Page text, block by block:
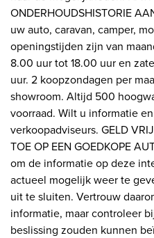
ONDERHOUDSHISTORIE
uw auto, caravan, camper,
openingstijden zijn van
8.00 uur tot 18.00 uur en
uur. 2 koopzondagen per
showroom. Altijd 500
voorraad. Wilt u informatie
verkoopadviseurs. GELD
TOE OP EEN GOEDKOPE
om de informatie op deze
actueel mogelijk weer te
uit te sluiten. Vertrouw
informatie, maar controleer
beslissing zouden kunnen